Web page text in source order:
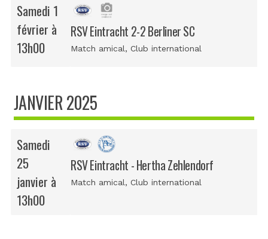
Samedi 1
février à
13h00
RSV Eintracht 2-2 Berliner SC
Match amical, Club international
JANVIER 2025
Samedi
25
janvier à
13h00
RSV Eintracht - Hertha Zehlendorf
Match amical, Club international